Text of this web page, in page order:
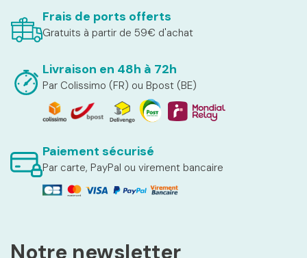
Frais de ports offerts
Gratuits à partir de 59€ d'achat
Livraison en 48h à 72h
Par Colissimo (FR) ou Bpost (BE)
Paiement sécurisé
Par carte, PayPal ou virement bancaire
Notre newsletter